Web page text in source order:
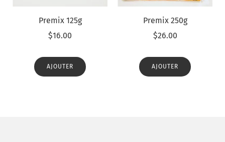
Premix 125g
$16.00
AJOUTER
Premix 250g
$26.00
AJOUTER